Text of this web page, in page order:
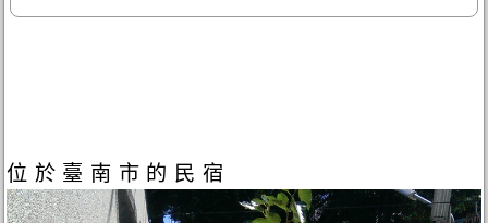
位於臺南市的民宿